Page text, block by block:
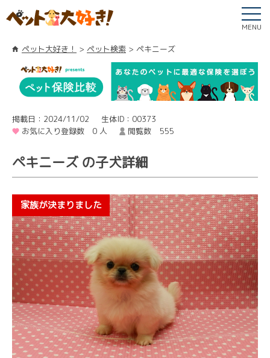
MENU
ペット大好き！ ペット検索 ペキニーズ
掲載日：2024/11/02
生体ID：00373
お気に入り登録数 0 人
閲覧数 555
ペキニーズ の子犬詳細